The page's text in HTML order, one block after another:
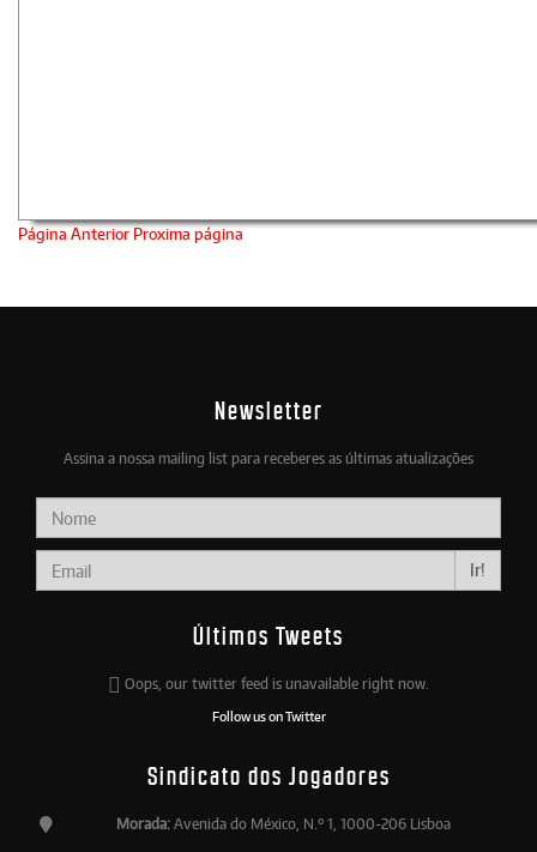
Página Anterior Proxima página
Newsletter
Assina a nossa mailing list para receberes as últimas atualizações
Ir!
Últimos Tweets
Oops, our twitter feed is unavailable right now.
Follow us on Twitter
Sindicato dos Jogadores
Morada:Avenida do México, N.º 1, 1000-206 Lisboa